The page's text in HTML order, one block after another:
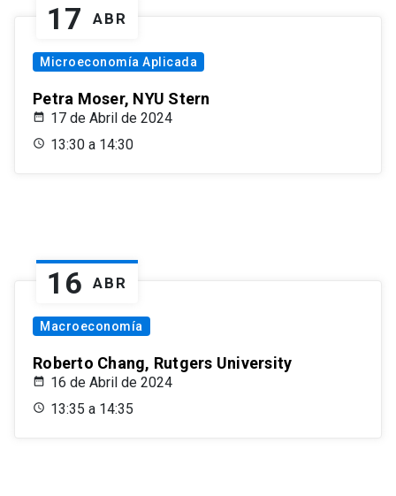
17 ABR
Microeconomía Aplicada
Petra Moser, NYU Stern
17 de Abril de 2024
13:30 a 14:30
16 ABR
Macroeconomía
Roberto Chang, Rutgers University
16 de Abril de 2024
13:35 a 14:35